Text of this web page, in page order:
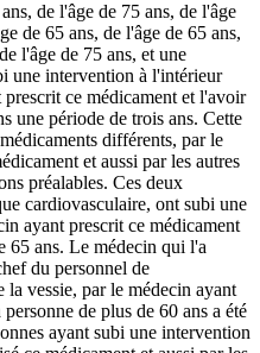
de l'âge de 75 ans, de l'âge
de 65 ans, de l'âge de 65 ans,
l'âge de 75 ans, et une
une intervention à l'intérieur
ce médicament et l'avoir
une période de trois ans. Cette
différents, par le
et aussi par les autres
préalables. Ces deux
cardiovasculaire, ont subi une
ayant prescrit ce médicament
65 ans. Le médecin qui l'a
du personnel de
vessie, par le médecin ayant
de plus de 60 ans a été
ayant subi une intervention